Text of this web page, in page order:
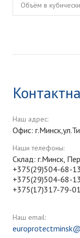
Объём в
Наш адрес:
Офис:
Наши телефоны:
Склад: г.Минск,
+375(29)504-68-13
+375(29)504-68-13
+375(17)317-79-
Наш email: